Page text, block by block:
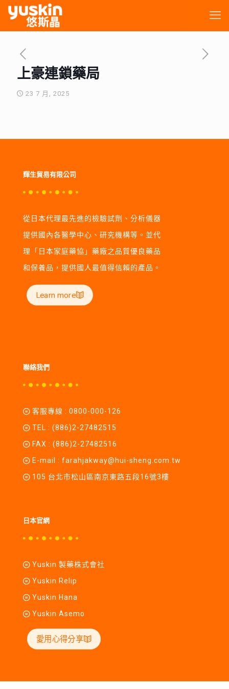
上豪連鎖藥局
23 7 月, 2025
輝生貿易有限公司
從日本代理最先進的檢驗試劑、分析儀器
提供國內各醫學中心、研究機構等。並代
理「日本家庭藥協」藥廠之品質優良藥品
和保養品，提供國人最值得信賴的產品。
Learn more
聯絡我們
客服專線 : 0800-000-126
TEL : (886)2-27482515
FAX : (886)2-27482516
E-mail : farahjakway@hui-sheng.com.tw
105 台北市松山區南京東路五段16號3樓
日本官網
Yuskin 製藥株式會社
Yuskin Relip
Yuskin Hana
Yuskin Asemo
愛用心得分享